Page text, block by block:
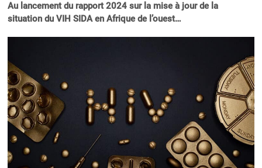
Au lancement du rapport 2024 sur la mise à jour de la
situation du VIH SIDA en Afrique de l’ouest…